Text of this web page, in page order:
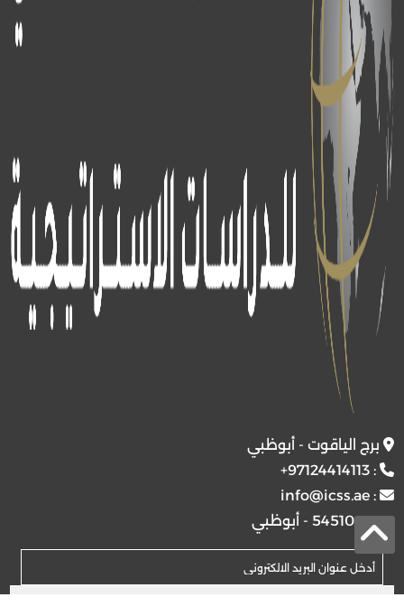
برج الياقوت - أبوظبي
:
+97124414113
:
info@icss.ae
ص.ب54510 - أبوظبي